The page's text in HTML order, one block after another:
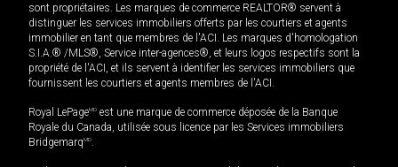
sont propriétaires. Les marques de commerce REALTOR® servent à
distinguer les services immobiliers offerts par les courtiers et agents
immobilier en tant que membres de l'ACI. Les marques d'homologation
S.I.A.® /MLS®, Service inter-agences®, et leurs logos respectifs sont la
propriété de l'ACI, et ils servent à identifier les services immobiliers que
fournissent les courtiers et agents membres de l'ACI.
Royal LePageMD est une marque de commerce déposée de la Banque
Royale du Canada, utilisée sous licence par les Services immobiliers
BridgemarqMD